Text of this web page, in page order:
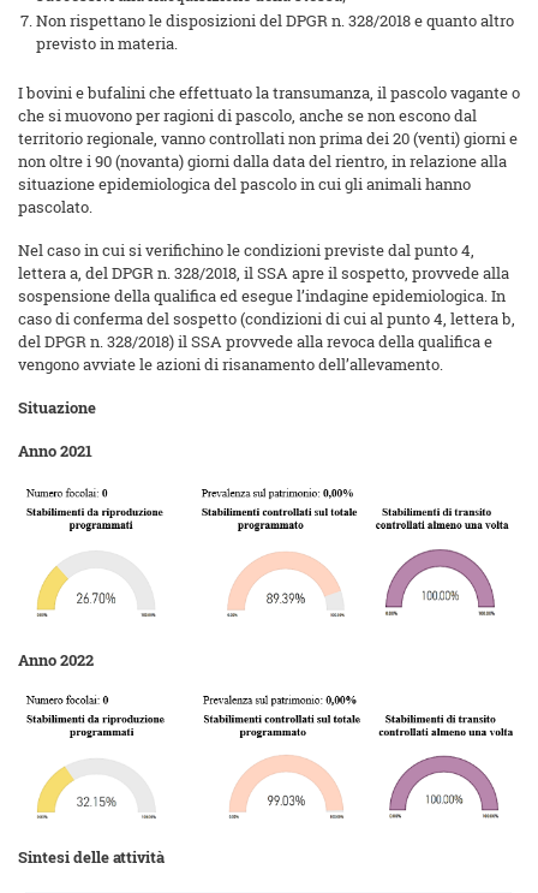
Non rispettano le disposizioni del DPGR n. 328/2018 e quanto altro
previsto in materia.
I bovini e bufalini che effettuato la transumanza, il pascolo vagante o
che si muovono per ragioni di pascolo, anche se non escono dal
territorio regionale, vanno controllati non prima dei 20 (venti) giorni e
non oltre i 90 (novanta) giorni dalla data del rientro, in relazione alla
situazione epidemiologica del pascolo in cui gli animali hanno
pascolato.
Nel caso in cui si verifichino le condizioni previste dal punto 4,
lettera a, del DPGR n. 328/2018, il SSA apre il sospetto, provvede alla
sospensione della qualifica ed esegue l’indagine epidemiologica. In
caso di conferma del sospetto (condizioni di cui al punto 4, lettera b,
del DPGR n. 328/2018) il SSA provvede alla revoca della qualifica e
vengono avviate le azioni di risanamento dell’allevamento.
Situazione
Anno 2021
Anno 2022
Sintesi delle attività